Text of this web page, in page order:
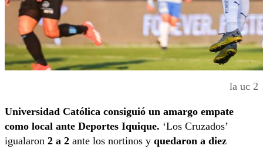
la uc 2
Universidad Católica consiguió un amargo empate
como local ante Deportes Iquique. ‘Los Cruzados’
igualaron 2 a 2 ante los nortinos y quedaron a diez